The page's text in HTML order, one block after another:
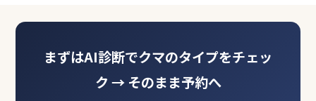
まずはAI診断でクマのタイプをチェッ
ク → そのまま予約へ